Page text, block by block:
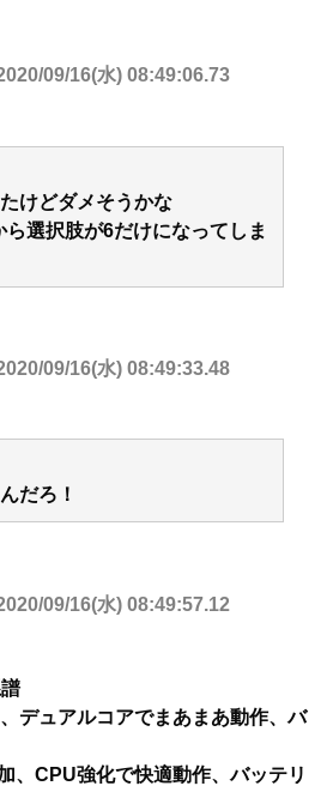
09/16(水) 08:49:06.73
けどダメそうかな
選択肢が6だけになってしま
09/16(水) 08:49:33.48
だろ！
09/16(水) 08:49:57.12
ュアルコアでまあまあ動作、バ
CPU強化で快適動作、バッテリ